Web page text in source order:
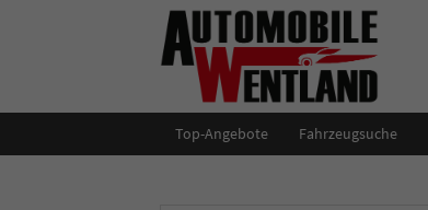
Top-Angebote Fahrzeugsuche